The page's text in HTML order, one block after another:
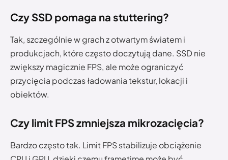
Czy SSD pomaga na stuttering?
Tak, szczególnie w grach z otwartym światem i
produkcjach, które często doczytują dane. SSD nie
zwiększy magicznie FPS, ale może ograniczyć
przycięcia podczas ładowania tekstur, lokacji i
obiektów.
Czy limit FPS zmniejsza mikrozacięcia?
Bardzo często tak. Limit FPS stabilizuje obciążenie